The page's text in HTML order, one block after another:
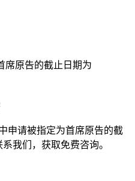
席原告的截止日期为
申请被指定为首席原告的截
我们，获取免费咨询。